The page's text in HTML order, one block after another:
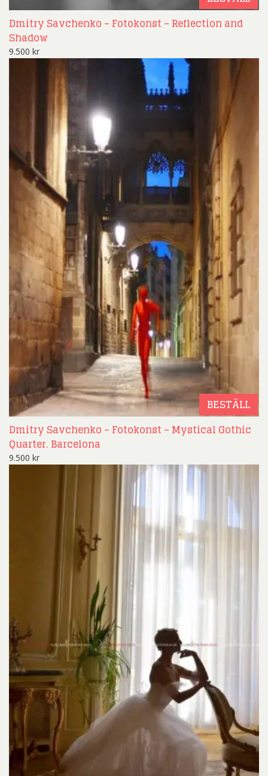
Dmitry Savchenko – Fotokonst – Reflection and
Shadow
9.500 kr
BESTÄLL
Dmitry Savchenko – Fotokonst – Mystical Gothic
Quarter. Barcelona
9.500 kr